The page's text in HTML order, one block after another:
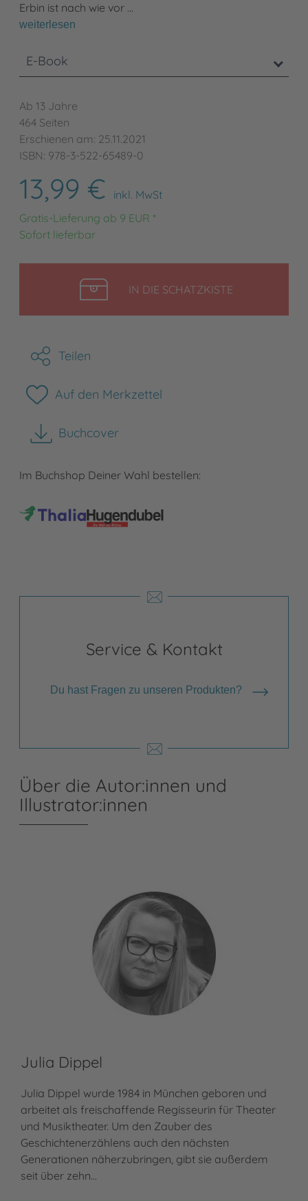
Erbin ist nach wie vor …
weiterlesen
E-Book
Ab 13 Jahre
464 Seiten
Erschienen am: 25.11.2021
ISBN: 978-3-522-65489-0
13,99 €
inkl. MwSt
Gratis-Lieferung ab 9 EUR *
Sofort lieferbar
IN DIE SCHATZKISTELEGEN
Teilen
Auf den Merkzettel
Buchcover
herunterladen
Im Buchshop Deiner Wahl bestellen:
Service & Kontakt
Du hast Fragen zu unseren Produkten?
Über die Autor:innen und
Illustrator:innen
Julia Dippel
Julia Dippel wurde 1984 in München geboren und
arbeitet als freischaffende Regisseurin für Theater
und Musiktheater. Um den Zauber des
Geschichtenerzählens auch den nächsten
Generationen näherzubringen, gibt sie außerdem
seit über zehn…